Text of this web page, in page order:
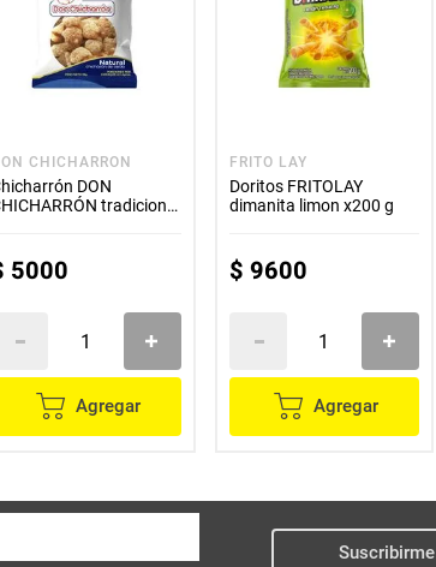
CHICHARRON
DON
tradicional
5000
Agregar
FRITO LAY
Doritos FRITOLAY
dimanita limon x200 g
$ 9600
Agregar
Suscribirme